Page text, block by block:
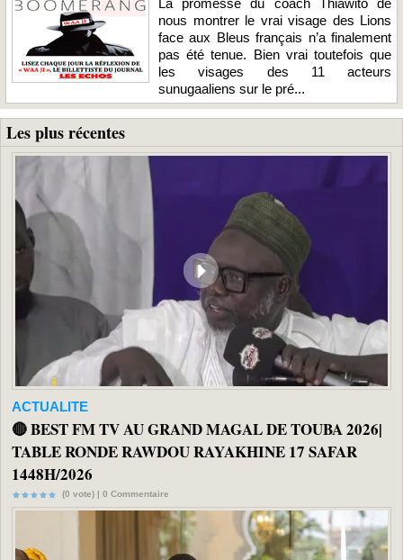
nous montrer le vrai visage des Lions
face aux Bleus français n’a finalement
pas été tenue. Bien vrai toutefois que
les visages des 11 acteurs
sunugaaliens sur le pré...
Les plus récentes
ACTUALITE
🔴 BEST FM TV AU GRAND MAGAL DE TOUBA 2026|
TABLE RONDE RAWDOU RAYAKHINE 17 SAFAR
1448H/2026
(0 vote) | 0 Commentaire